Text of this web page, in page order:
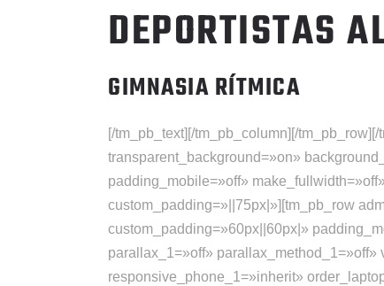
DEPORTISTAS
GIMNASIA RÍTMICA
[/tm_pb_text][/tm_pb_column][/
transparent_background=»on»
padding_mobile=»off»
custom_padding=»||75px|»][tm_pb_row
custom_padding=»60px||60px|»
parallax_1=»off»
responsive_phone_1=»inherit»